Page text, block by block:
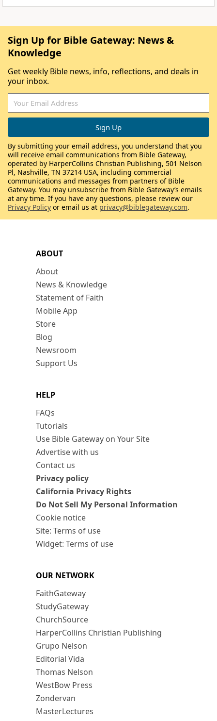
ABOUT
About
News & Knowledge
Statement of Faith
Mobile App
Store
Blog
Newsroom
Support Us
HELP
FAQs
Tutorials
Use Bible Gateway on Your Site
Advertise with us
Contact us
Privacy policy
California Privacy Rights
Do Not Sell My Personal Information
Cookie notice
Site: Terms of use
Widget: Terms of use
OUR NETWORK
FaithGateway
StudyGateway
ChurchSource
HarperCollins Christian Publishing
Grupo Nelson
Editorial Vida
Thomas Nelson
WestBow Press
Zondervan
MasterLectures
Sign Up for Bible Gateway: News &
Knowledge
Get weekly Bible news, info, reflections, and deals in
your inbox.
By submitting your email address, you understand that you
will receive email communications from Bible Gateway,
operated by HarperCollins Christian Publishing, 501 Nelson
Pl, Nashville, TN 37214 USA, including commercial
communications and messages from partners of Bible
Gateway. You may unsubscribe from Bible Gateway’s emails
at any time. If you have any questions, please review our
Privacy Policy or email us at privacy@biblegateway.com.